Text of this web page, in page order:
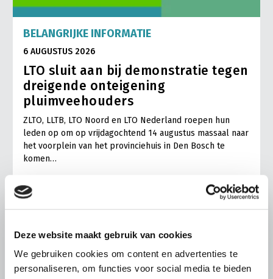
Deze website maakt gebruik van cookies
We gebruiken cookies om content en advertenties te
personaliseren, om functies voor social media te bieden
BELANGRIJKE INFORMATIE
6 AUGUSTUS 2026
LTO sluit aan bij demonstratie tegen
dreigende onteigening
pluimveehouders
ZLTO, LLTB, LTO Noord en LTO Nederland roepen hun
leden op om op vrijdagochtend 14 augustus massaal naar
het voorplein van het provinciehuis in Den Bosch te
komen…